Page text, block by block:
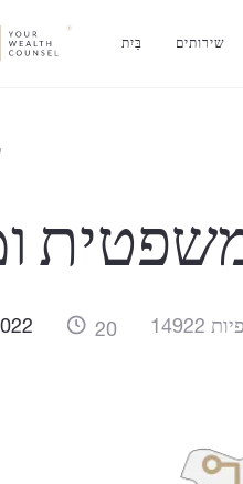
בַּיִת שירותים
20 צפיות